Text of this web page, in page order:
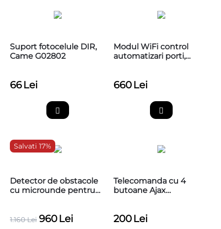
Suport fotocelule DIR,
Came G02802
66 Lei
Modul WiFi control
automatizari porti,
660 Lei
Salvati 17%
Detector de obstacole
cu microunde pentru
persoanelor, PB-VR10 -
1.160 Lei 960 Lei
Telecomanda cu 4
butoane Ajax
200 Lei